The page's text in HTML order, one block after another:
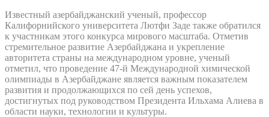
Известный азербайджанский ученый, профессор
Калифорнийского университета Лютфи Заде также обратился
к участникам этого конкурса мирового масштаба. Отметив
стремительное развитие Азербайджана и укрепление
авторитета страны на международном уровне, ученый
отметил, что проведение 47-й Международной химической
олимпиады в Азербайджане является важным показателем
развития и продолжающихся по сей день успехов,
достигнутых под руководством Президента Ильхама Алиева в
области науки, технологии и культуры.